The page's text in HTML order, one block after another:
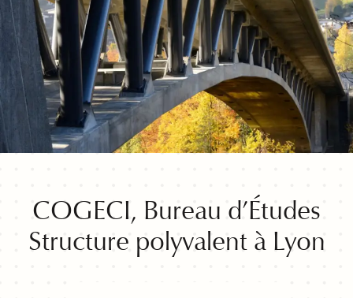
COGECI, Bureau d’Études
Structure polyvalent à Lyon